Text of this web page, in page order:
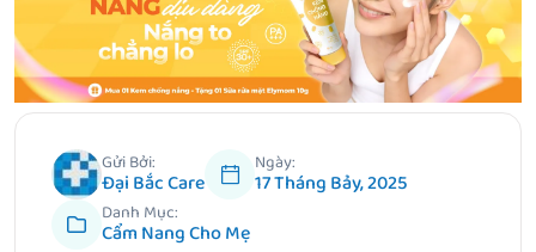
Gửi Bởi:
Đại Bắc Care
Ngày:
17 Tháng Bảy, 2025
Danh Mục:
Cẩm Nang Cho Mẹ